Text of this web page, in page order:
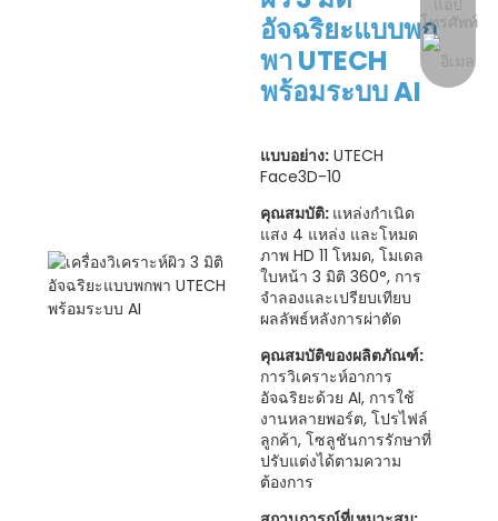
อัจฉริยะแบบพก
พา UTECH
พร้อมระบบ AI
แบบอย่าง:UTECH
Face3D-10
คุณสมบัติ: แหล่งกำเนิด
แสง 4 แหล่ง และโหมด
ภาพ HD 11 โหมด, โมเดล
ใบหน้า 3 มิติ 360°, การ
จำลองและเปรียบเทียบ
ผลลัพธ์หลังการผ่าตัด
คุณสมบัติของผลิตภัณฑ์:
การวิเคราะห์อาการ
อัจฉริยะด้วย AI, การใช้
งานหลายพอร์ต, โปรไฟล์
ลูกค้า, โซลูชันการรักษาที่
ปรับแต่งได้ตามความ
ต้องการ